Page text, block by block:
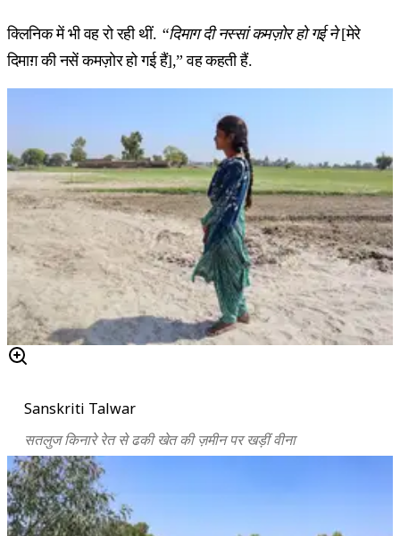
क्लिनिक में भी वह रो रही थीं. “दिमाग दी नस्सां कमज़ोर हो गई ने[मेरे
दिमाग़ की नसें कमज़ोर हो गई हैं],” वह कहती हैं.
Sanskriti Talwar
सतलुज किनारे रेत से ढकी खेत की ज़मीन पर खड़ीं वीना